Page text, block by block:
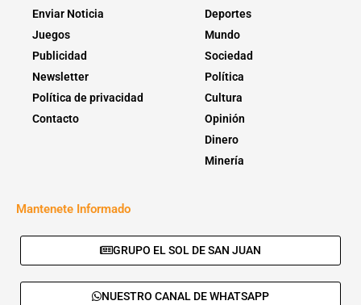
Enviar Noticia
Juegos
Publicidad
Newsletter
Política de privacidad
Contacto
Deportes
Mundo
Sociedad
Política
Cultura
Opinión
Dinero
Minería
Mantenete Informado
GRUPO EL SOL DE SAN JUAN
NUESTRO CANAL DE WHATSAPP